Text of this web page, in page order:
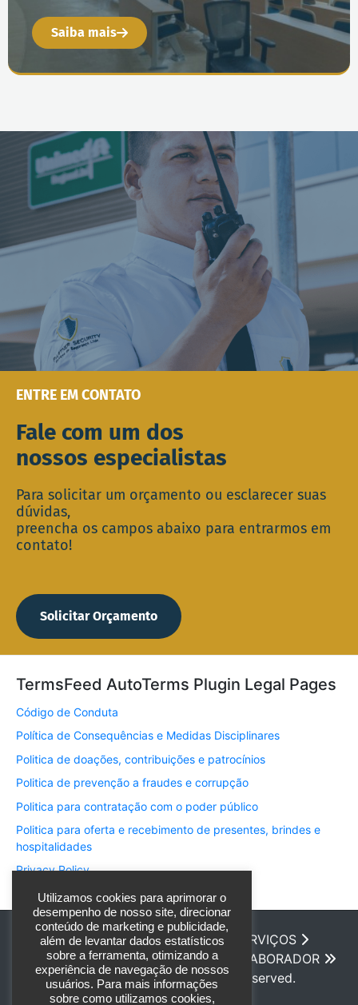
Saiba mais
ENTRE EM CONTATO
Fale com um dos
nossos especialistas
Para solicitar um orçamento ou esclarecer suas
dúvidas,
preencha os campos abaixo para entrarmos em
contato!
Solicitar Orçamento
TermsFeed AutoTerms Plugin Legal Pages
Código de Conduta
Política de Consequências e Medidas Disciplinares
Politica de doações, contribuições e patrocínios
Politica de prevenção a fraudes e corrupção
Politica para contratação com o poder público
Politica para oferta e recebimento de presentes, brindes e
hospitalidades
Privacy Policy
INÍCIO SOBRE NÓS ATUAÇÃO
SERVIÇOS
CONTATO
BLOG
PORTAL DO COLABORADOR
© 2026 - Partner Security. All rights reserved.
Utilizamos cookies para aprimorar o
desempenho de nosso site, direcionar
conteúdo de marketing e publicidade,
além de levantar dados estatísticos
sobre a ferramenta, otimizando a
experiência de navegação de nossos
usuários. Para mais informações
sobre como utilizamos cookies,